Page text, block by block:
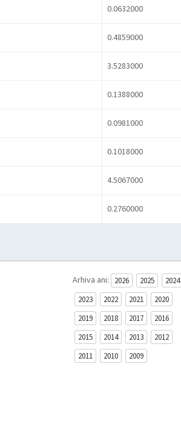
0.0632000
0.4859000
3.5283000
0.1388000
0.0981000
0.1018000
4.5067000
0.2760000
Arhiva ani: 2026 2025
2024
2023
2022 2021
2020
2019
2018 2017
2016
2015
2014 2013
2012
2011
2010 2009